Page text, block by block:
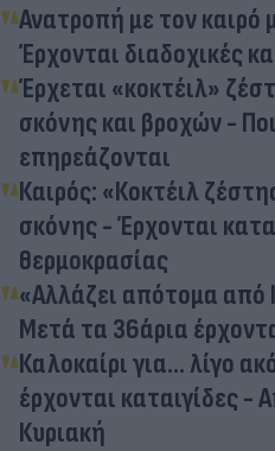
Ανατροπή με τον καιρό
Έρχονται διαδοχικές
Έρχεται «κοκτέιλ»
σκόνης και βροχών -
επηρεάζονται
Καιρός: «Κοκτέιλ
σκόνης - Έρχονται
θερμοκρασίας
«Αλλάζει απότομα από
Μετά τα 36άρια
Καλοκαίρι για... λίγο
έρχονται καταιγίδες
Κυριακή